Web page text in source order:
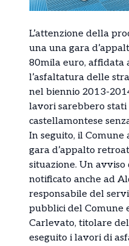
L’attenzione della
una una gara
80mila euro, affidata
l’asfaltatura delle
nel biennio 2013-
lavori sarebbero
castellamontese
In seguito, il
gara d’appalto
situazione. Un avviso
notificato anche ad
responsabile del
pubblici del Comune
Carlevato, titolare
eseguito i lavori di